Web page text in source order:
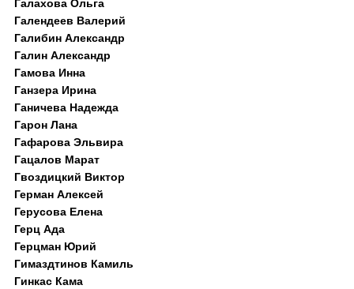
Галахова Ольга
Галендеев Валерий
Галибин Александр
Галин Александр
Гамова Инна
Ганзера Ирина
Ганичева Надежда
Гарон Лана
Гафарова Эльвира
Гацалов Марат
Гвоздицкий Виктор
Герман Алексей
Герусова Елена
Герц Ада
Герцман Юрий
Гимаздтинов Камиль
Гинкас Кама